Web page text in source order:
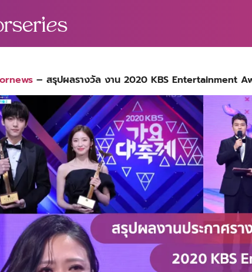
– สรุปผลรางวัล งาน 2020 KBS Entertainment